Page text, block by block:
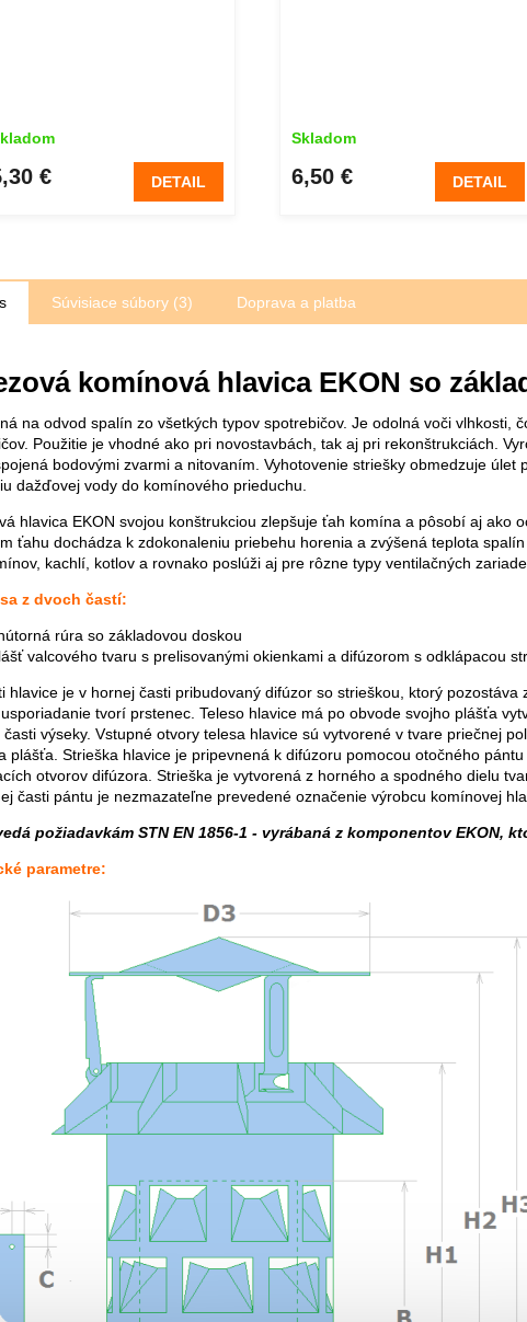
€ DETAIL
Skladom
6,50 € DETAIL
Súvisiace súbory (3) Doprava a platba
komínová hlavica EKON so
na odvod spalín zo všetkých typov spotrebičov. Je odolná voči vlhkosti,
Použitie je vhodné ako pri novostavbách, tak aj pri rekonštrukciách.
bodovými zvarmi a nitovaním. Vyhotovenie striešky obmedzuje
dažďovej vody do komínového prieduchu.
hlavica EKON svojou konštrukciou zlepšuje ťah komína a pôsobí aj ako
ťahu dochádza k zdokonaleniu priebehu horenia a zvýšená teplota
kachlí, kotlov a rovnako poslúži aj pre rôzne typy ventilačných
z dvoch častí:
rúra so základovou doskou
valcového tvaru s prelisovanými okienkami a difúzorom s odklápacou
hlavice je v hornej časti pribudovaný difúzor so strieškou, ktorý
tvorí prstenec. Teleso hlavice má po obvode svojho plášťa
časti výseky. Vstupné otvory telesa hlavice sú vytvorené v tvare priečnej
plášťa. Strieška hlavice je pripevnená k difúzoru pomocou otočného
otvorov difúzora. Strieška je vytvorená z horného a spodného dielu
časti pántu je nezmazateľne prevedené označenie výrobcu komínovej
požiadavkám STN EN 1856-1 - vyrábaná z komponentov EKON,
parametre: